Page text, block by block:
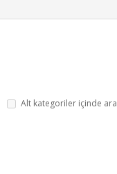
Alt kategoriler içinde ara